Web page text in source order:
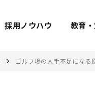
採用ノウハウ 教育
ゴルフ場の人手不足になる